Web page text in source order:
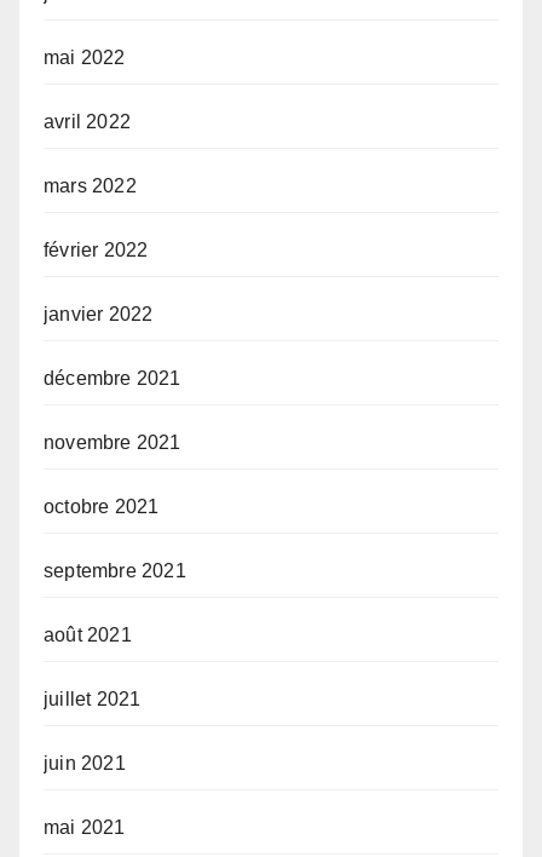
mai 2022
avril 2022
mars 2022
février 2022
janvier 2022
décembre 2021
novembre 2021
octobre 2021
septembre 2021
août 2021
juillet 2021
juin 2021
mai 2021